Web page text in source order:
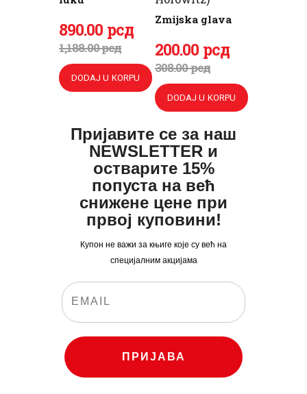
1,188.00рсд
Originalna
cena
je
bila:
890.00 рсд
Trenutna
cena
je:
890.
рсд.
DODAJ U KORPU
Zmijska glava
308.00рсд
Originalna
cena
je
bila:
308 .
0
0
рсд.
200.00 рсд
Trenutna
cena
je:
200.
0
0
рсд.
DODAJ U KORPU
Пријавите се за наш
NEWSLETTER и
остварите 15%
попуста на већ
снижене цене при
првој куповини!
Купон не важи за књиге које су већ на
специјалним акцијама
ПРИЈАВА